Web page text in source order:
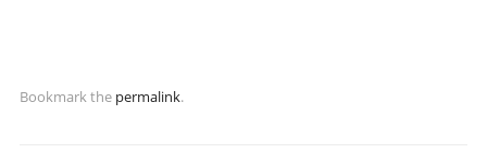
Bookmark the permalink.